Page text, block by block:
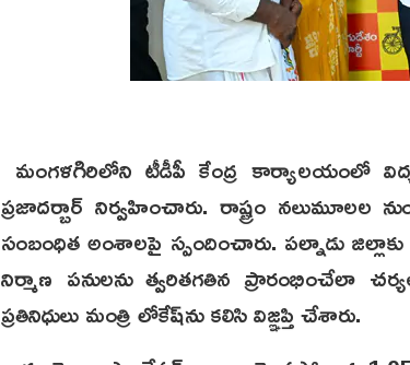
మంగళగిరిలోని టీడీపీ కేంద్ర కార్యాలయంలో
ప్రజాదర్బార్ నిర్వహించారు. రాష్ట్రం నలుమూలల
సంబంధిత అంశాలపై స్పందించారు. పల్నాడు
నిర్మాణ పనులను త్వరితగతిన ప్రారంభించేలా
ప్రతినిధులు మంత్రి లోకేష్‌ను కలిసి విజ్ఞప్తి చేశారు.